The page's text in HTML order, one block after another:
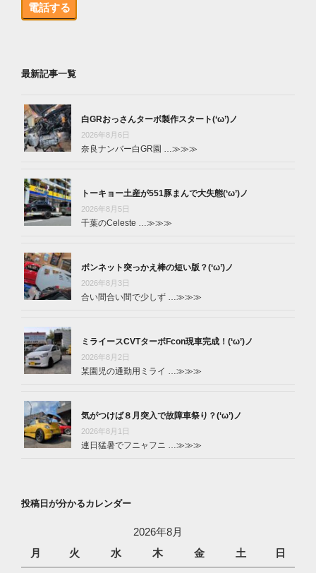
電話する
最新記事一覧
白GRおっさんターボ製作スタート(‘ω’)ノ
2026年8月6日
奈良ナンバー白GR園 …≫≫≫
トーキョー土産が551豚まんで大失態(‘ω’)ノ
2026年8月5日
千葉のCeleste …≫≫≫
ボンネット突っかえ棒の短い版？(‘ω’)ノ
2026年8月3日
合い間合い間で少しず …≫≫≫
ミライースCVTターボFcon現車完成！(‘ω’)ノ
2026年8月2日
某園児の通勤用ミライ …≫≫≫
気がつけば８月突入で故障車祭り？(‘ω’)ノ
2026年8月1日
連日猛暑でフニャフニ …≫≫≫
投稿日が分かるカレンダー
2026年8月
月
火 水 木 金 土 日